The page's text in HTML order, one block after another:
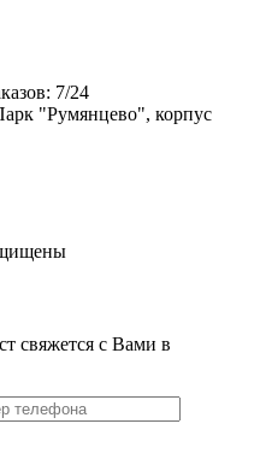
7/24
"Румянцево", корпус
свяжется с Вами в